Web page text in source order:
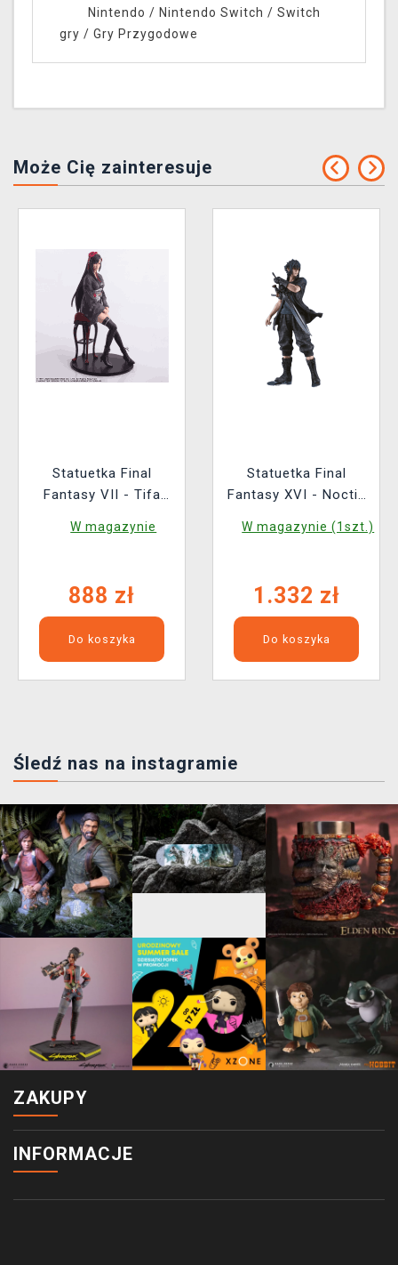
Nintendo / Nintendo Switch / Switch
gry / Gry Przygodowe
Może Cię zainteresuje
Statuetka Final
Fantasy VII - Tifa
Ver. (Square Enix)
W magazynie
888 zł
Do koszyka
Statuetka Final
Fantasy XVI - Noctis
Enix)
W magazynie (1szt.)
1.332 zł
Do koszyka
Śledź nas na instagramie
ZAKUPY
INFORMACJE